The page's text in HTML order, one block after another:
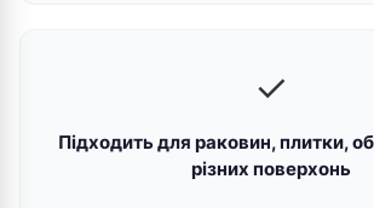
✓
Підходить для раковин, плитки,
різних поверхонь